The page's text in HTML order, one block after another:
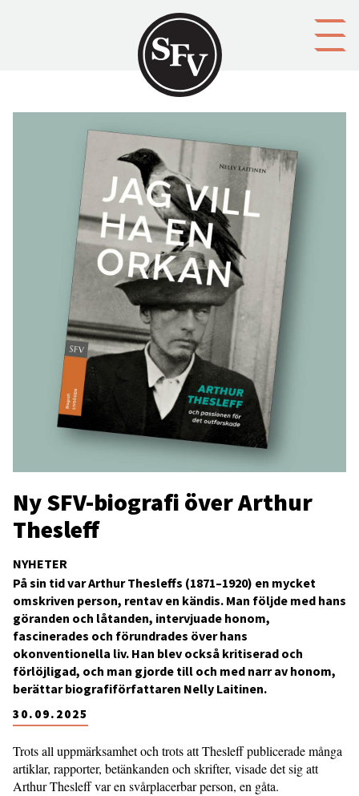
NYHETER
Ny SFV-biografi över Arthur
Thesleff
30.09.2025
På sin tid var Arthur Thesleffs (1871–1920) en mycket
omskriven person, rentav en kändis. Man följde med hans
göranden och låtanden, intervjuade honom,
fascinerades och förundrades över hans
okonventionella liv. Han blev också kritiserad och
förlöjligad, och man gjorde till och med narr av honom,
berättar biografiförfattaren Nelly Laitinen.
Trots all uppmärksamhet och trots att Thesleff publicerade många
artiklar, rapporter, betänkanden och skrifter, visade det sig att
Arthur Thesleff var en svårplacerbar person, en gåta.